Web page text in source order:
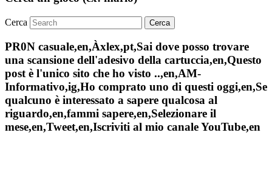
Cerca
PR0N casuale,en,Àxlex,pt,Sai dove posso trovare
una scansione dell'adesivo della cartuccia,en,Questo
post è l'unico sito che ho visto ..,en,AM-
Informativo,ig,Ho comprato uno di questi oggi,en,Se
qualcuno è interessato a sapere qualcosa al
riguardo,en,fammi sapere,en,Selezionare il
mese,en,Tweet,en,Iscriviti al mio canale YouTube,en